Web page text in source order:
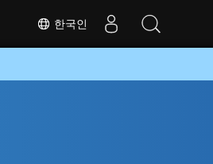
한국인